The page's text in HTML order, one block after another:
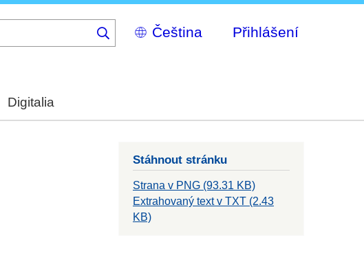
Select
your
Přihlášení
Digitalia
Stáhnout stránku
Strana v PNG (93.31 KB)
Extrahovaný text v TXT (2.43
KB)